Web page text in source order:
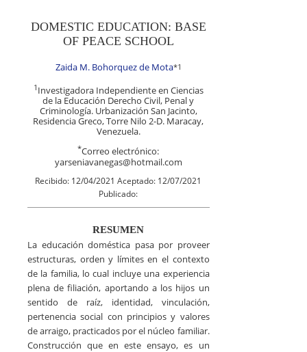
DOMESTIC EDUCATION: BASE
OF PEACE SCHOOL
Zaida M. Bohorquez de Mota*1
1 Investigadora Independiente en Ciencias
de la Educación Derecho Civil, Penal y
Criminología. Urbanización San Jacinto,
Residencia Greco, Torre Nilo 2-D. Maracay,
Venezuela.
*Correo electrónico:
yarseniavanegas@hotmail.com
Recibido: 12/04/2021 Aceptado: 12/07/2021
Publicado:
RESUMEN
La educación doméstica pasa por proveer
estructuras, orden y límites en el contexto
de la familia, lo cual incluye una experiencia
plena de filiación, aportando a los hijos un
sentido de raíz, identidad, vinculación,
pertenencia social con principios y valores
de arraigo, practicados por el núcleo familiar.
Construcción que en este ensayo, es un